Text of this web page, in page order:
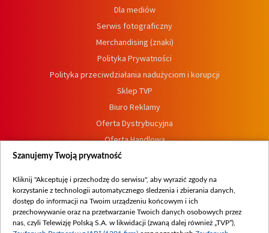
Dla mediów
Serwis fotograficzny
Merchandising (znaki)
Polityka Prywatności
Polityka przeciwdziałania nadużyciom i korupcji
Sklep TVP
Biuro Reklamy
Oferta Dystrybucyjna
Oferta Handlowa
Dostępność
Procedura zgłoszeń wewnętrznych
Szanujemy Twoją prywatność
Kliknij "Akceptuję i przechodzę do serwisu", aby wyrazić zgody na
korzystanie z technologii automatycznego śledzenia i zbierania danych,
dostęp do informacji na Twoim urządzeniu końcowym i ich
przechowywanie oraz na przetwarzanie Twoich danych osobowych przez
nas, czyli Telewizję Polską S.A. w likwidacji (zwaną dalej również „TVP”),